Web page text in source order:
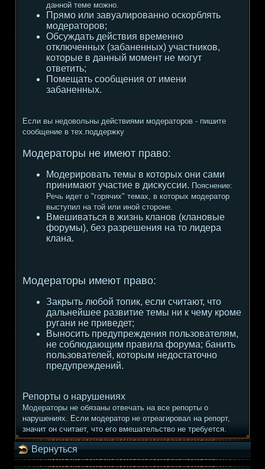
данной теме можно.
Прямо или завуалированно оскорблять
модераторов;
Обсуждать действия временно
отключенных (забаненных) участников,
которые в данный момент не могут
ответить;
Помещать сообщения от имени
забаненных.
Если вы недовольны действиями модераторов - пишите
сообщение в тех.поддержку
Модераторы не имеют право:
Модерировать темы в которых они сами
принимают участие в дискуссии. Пояснение:
Речь идет о "горячих" темах, в которых модератор
выступил на той или иной стороне.
Вмешиваться в жизнь кланов (клановые
форумы), без разрешения на то лидера
клана.
Модераторы имеют право:
Закрыть любой топик, если считают, что
дальнейшее развитие темы ни к чему кроме
ругани не приведет;
Выносить предупреждения пользователям,
не соблюдающим правила форума; банить
пользователей, которым недостаточно
предупреждений.
Репорты о нарушениях
Модераторы не обязаны отвечать на все репорты о
нарушениях. Если модератор не отреагировал на репорт,
значит он считает, что его вмешательство не требуется.
Вернуться